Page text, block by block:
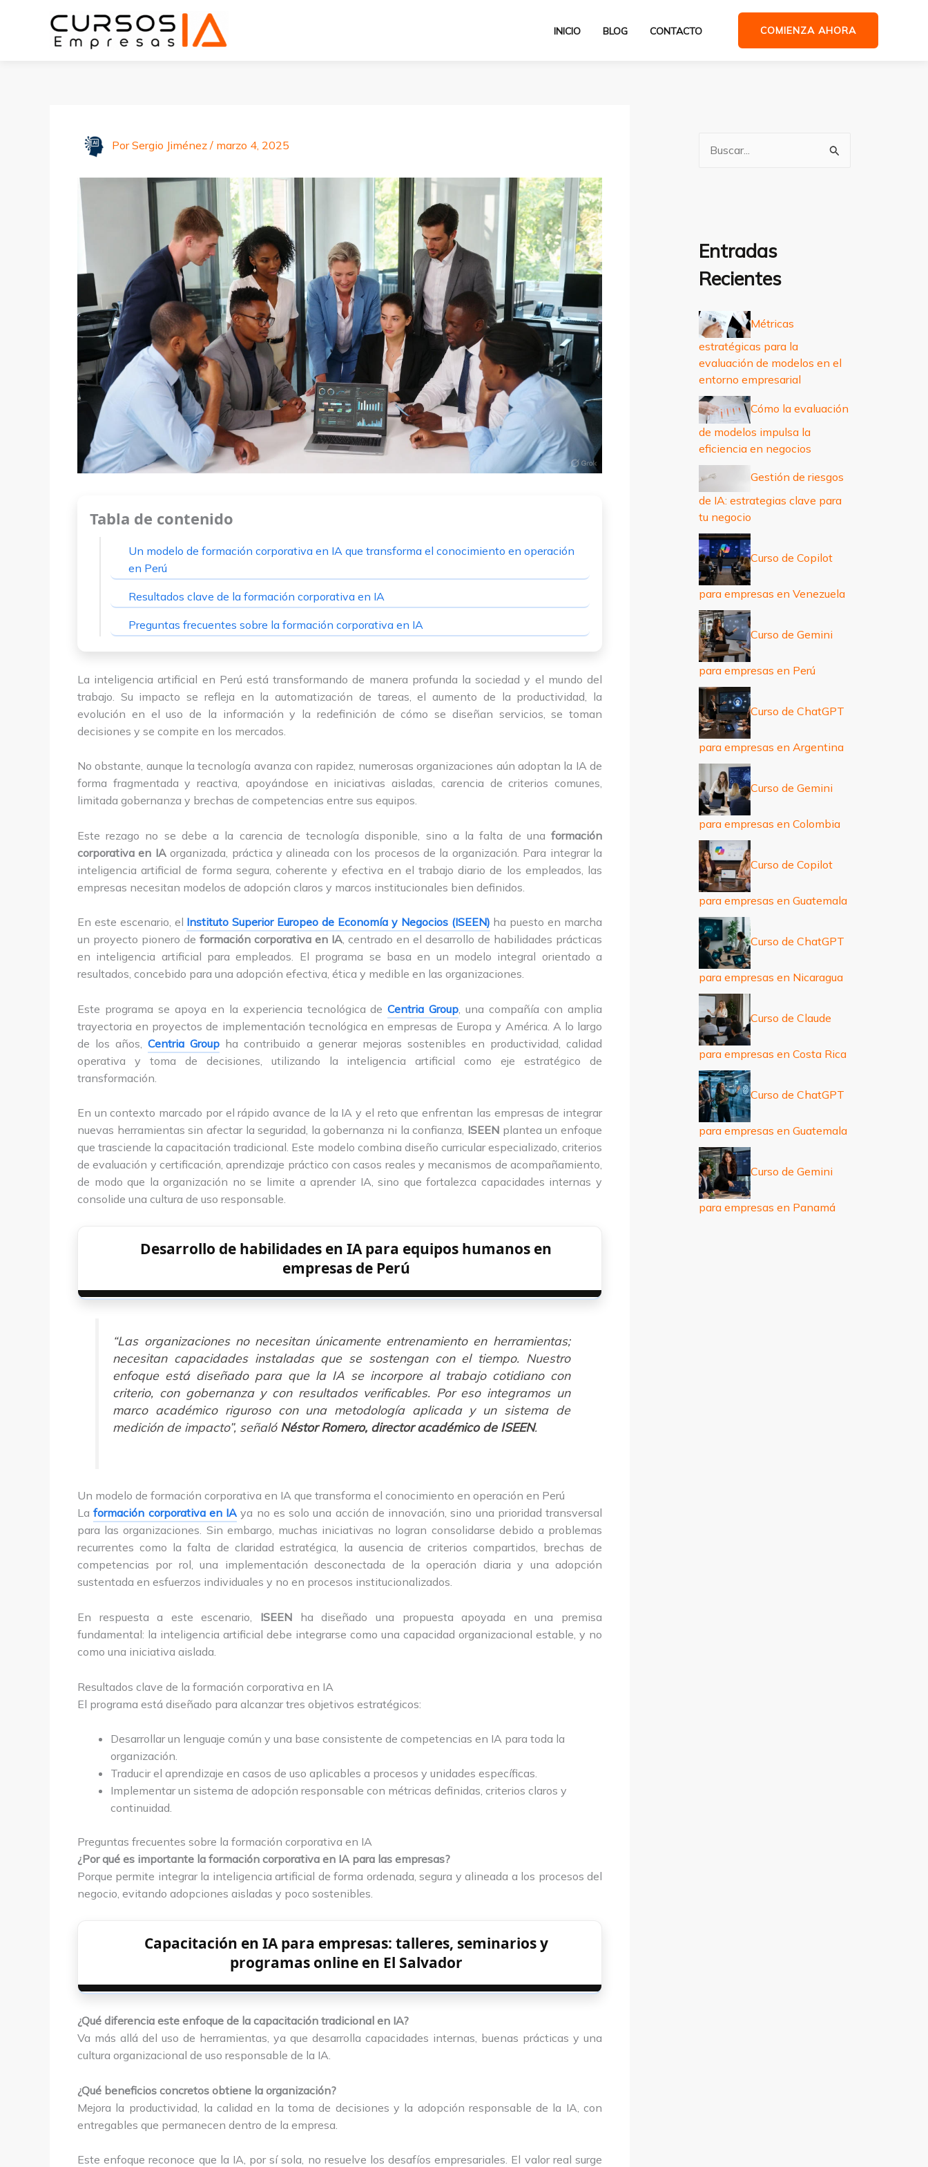
INICIO BLOG CONTACTO COMIENZA AHORA
PorSergio Jiménez / marzo 4, 2025
Tabla de contenido
Un modelo de formación corporativa en IA que transforma el conocimiento en operación
en Perú
Resultados clave de la formación corporativa en IA
Preguntas frecuentes sobre la formación corporativa en IA
La inteligencia artificial en Perú está transformando de manera profunda la sociedad y el mundo del
trabajo. Su impacto se refleja en la automatización de tareas, el aumento de la productividad, la
evolución en el uso de la información y la redefinición de cómo se diseñan servicios, se toman
decisiones y se compite en los mercados.
No obstante, aunque la tecnología avanza con rapidez, numerosas organizaciones aún adoptan la IA de
forma fragmentada y reactiva, apoyándose en iniciativas aisladas, carencia de criterios comunes,
limitada gobernanza y brechas de competencias entre sus equipos.
Este rezago no se debe a la carencia de tecnología disponible, sino a la falta de una formación
corporativa en IAorganizada, práctica y alineada con los procesos de la organización. Para integrar la
inteligencia artificial de forma segura, coherente y efectiva en el trabajo diario de los empleados, las
empresas necesitan modelos de adopción claros y marcos institucionales bien definidos.
En este escenario, el Instituto Superior Europeo de Economía y Negocios (ISEEN) ha puesto en marcha
un proyecto pionero de formación corporativa en IA, centrado en el desarrollo de habilidades prácticas
en inteligencia artificial para empleados. El programa se basa en un modelo integral orientado a
resultados, concebido para una adopción efectiva, ética y medible en las organizaciones.
Este programa se apoya en la experiencia tecnológica deCentria Group , una compañía con amplia
trayectoria en proyectos de implementación tecnológica en empresas de Europa y América. A lo largo
de los años,Centria Group ha contribuido a generar mejoras sostenibles en productividad, calidad
operativa y toma de decisiones, utilizando la inteligencia artificial como eje estratégico de
transformación.
En un contexto marcado por el rápido avance de la IA y el reto que enfrentan las empresas de integrar
nuevas herramientas sin afectar la seguridad, la gobernanza ni la confianza, ISEEN plantea un enfoque
que trasciende la capacitación tradicional. Este modelo combina diseño curricular especializado, criterios
de evaluación y certificación, aprendizaje práctico con casos reales y mecanismos de acompañamiento,
de modo que la organización no se limite a aprender IA, sino que fortalezca capacidades internas y
consolide una cultura de uso responsable.
Desarrollo de habilidades en IA para equipos humanos en
empresas de Perú
“Las organizaciones no necesitan únicamente entrenamiento en herramientas;
necesitan capacidades instaladas que se sostengan con el tiempo. Nuestro
enfoque está diseñado para que la IA se incorpore al trabajo cotidiano con
criterio, con gobernanza y con resultados verificables. Por eso integramos un
marco académico riguroso con una metodología aplicada y un sistema de
medición de impacto”, señaló Néstor Romero, director académico de ISEEN.
Un modelo de formación corporativa en IA que transforma el conocimiento en operación en Perú
Laformación corporativa en IAya no es solo una acción de innovación, sino una prioridad transversal
para las organizaciones. Sin embargo, muchas iniciativas no logran consolidarse debido a problemas
recurrentes como la falta de claridad estratégica, la ausencia de criterios compartidos, brechas de
competencias por rol, una implementación desconectada de la operación diaria y una adopción
sustentada en esfuerzos individuales y no en procesos institucionalizados.
En respuesta a este escenario, ISEEN ha diseñado una propuesta apoyada en una premisa
fundamental: la inteligencia artificial debe integrarse como una capacidad organizacional estable, y no
como una iniciativa aislada.
Resultados clave de la formación corporativa en IA
El programa está diseñado para alcanzar tres objetivos estratégicos:
Desarrollar un lenguaje común y una base consistente de competencias en IA para toda la
organización.
Traducir el aprendizaje en casos de uso aplicables a procesos y unidades específicas.
Implementar un sistema de adopción responsable con métricas definidas, criterios claros y
continuidad.
Preguntas frecuentes sobre la formación corporativa en IA
¿Por qué es importante la formación corporativa en IA para las empresas?
Porque permite integrar la inteligencia artificial de forma ordenada, segura y alineada a los procesos del
negocio, evitando adopciones aisladas y poco sostenibles.
Capacitación en IA para empresas: talleres, seminarios y
programas online en El Salvador
¿Qué diferencia este enfoque de la capacitación tradicional en IA?
Va más allá del uso de herramientas, ya que desarrolla capacidades internas, buenas prácticas y una
cultura organizacional de uso responsable de la IA.
¿Qué beneficios concretos obtiene la organización?
Mejora la productividad, la calidad en la toma de decisiones y la adopción responsable de la IA, con
entregables que permanecen dentro de la empresa.
Este enfoque reconoce que la IA, por sí sola, no resuelve los desafíos empresariales. El valor real surge
p
r
:
Entradas
Recientes
Métricas
estratégicas para la
evaluación de modelos en el
entorno empresarial
Cómo la evaluación
de modelos impulsa la
eficiencia en negocios
Gestión de riesgos
de IA: estrategias clave para
tu negocio
Curso de Copilot
para empresas en Venezuela
Curso de Gemini
para empresas en Perú
Curso de ChatGPT
para empresas en Argentina
Curso de Gemini
para empresas en Colombia
Curso de Copilot
para empresas en Guatemala
Curso de ChatGPT
para empresas en Nicaragua
Curso de Claude
para empresas en Costa Rica
Curso de ChatGPT
para empresas en Guatemala
Curso de Gemini
para empresas en Panamá